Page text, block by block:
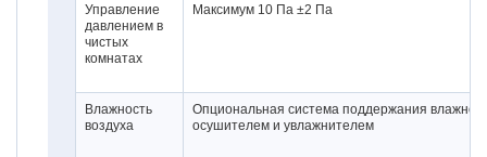
Управление
давлением в
чистых
комнатах
Максимум 10 Па ±2 Па
Влажность
воздуха
Опциональная система поддержания
осушителем и увлажнителем